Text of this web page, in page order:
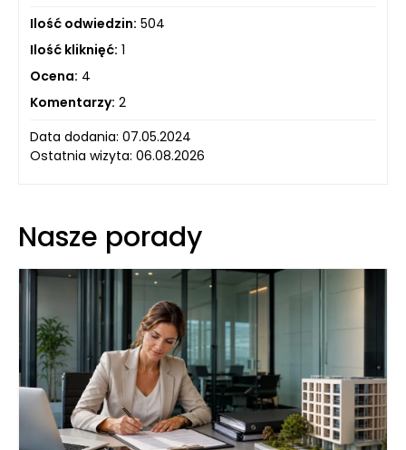
Ilość odwiedzin: 504
Ilość kliknięć: 1
Ocena: 4
Komentarzy: 2
Data dodania: 07.05.2024
Ostatnia wizyta: 06.08.2026
Nasze porady